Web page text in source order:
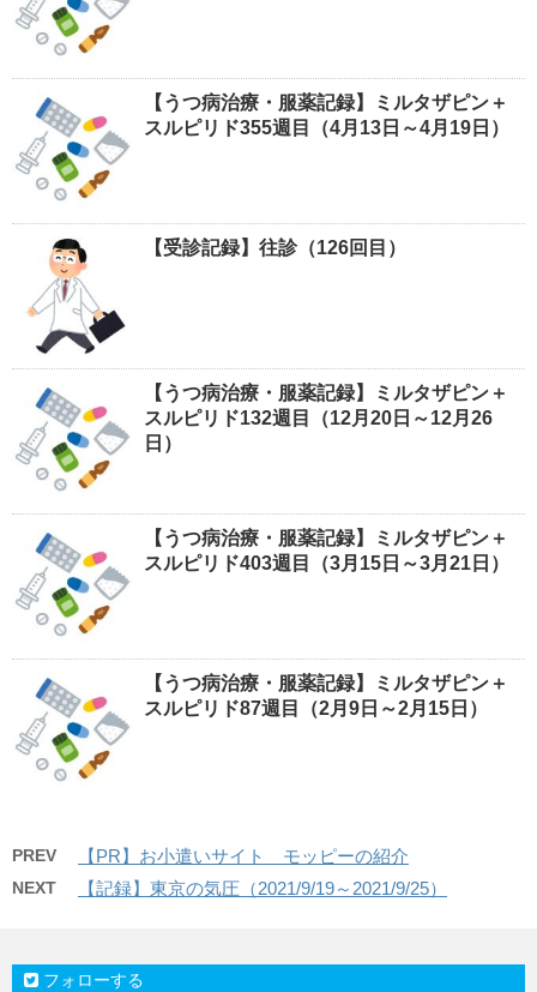
【うつ病治療・服薬記録】ミルタザピン＋
スルピリド355週目（4月13日～4月19日）
【受診記録】往診（126回目）
【うつ病治療・服薬記録】ミルタザピン＋
スルピリド132週目（12月20日～12月26
日）
【うつ病治療・服薬記録】ミルタザピン＋
スルピリド403週目（3月15日～3月21日）
【うつ病治療・服薬記録】ミルタザピン＋
スルピリド87週目（2月9日～2月15日）
PREV 【PR】お小遣いサイト モッピーの紹介
NEXT 【記録】東京の気圧（2021/9/19～2021/9/25）
フォローする